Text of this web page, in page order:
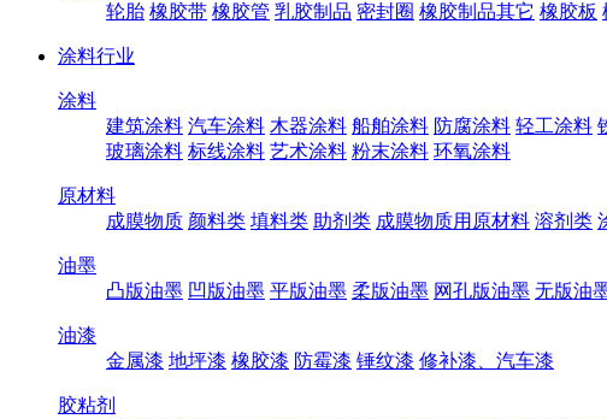
轮胎 橡胶带 橡胶管 乳胶制品 密封圈 橡胶制品其它 橡胶板
涂料行业
涂料
建筑涂料 汽车涂料 木器涂料 船舶涂料 防腐涂料 轻工涂料
玻璃涂料 标线涂料 艺术涂料 粉末涂料 环氧涂料
原材料
成膜物质 颜料类 填料类 助剂类 成膜物质用原材料 溶剂类
油墨
凸版油墨 凹版油墨 平版油墨 柔版油墨 网孔版油墨 无版油
油漆
金属漆 地坪漆 橡胶漆 防霉漆 锤纹漆 修补漆、汽车漆
胶粘剂